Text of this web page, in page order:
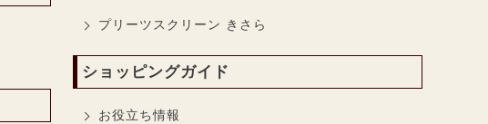
プリーツスクリーン きさら
ショッピングガイド
お役立ち情報